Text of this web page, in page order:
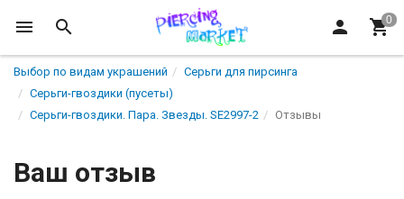
Выбор по видам украшений
Серьги для пирсинга
Серьги-гвоздики (пусеты)
Серьги-гвоздики. Пара. Звезды. SE2997-2
Отзывы
Ваш отзыв